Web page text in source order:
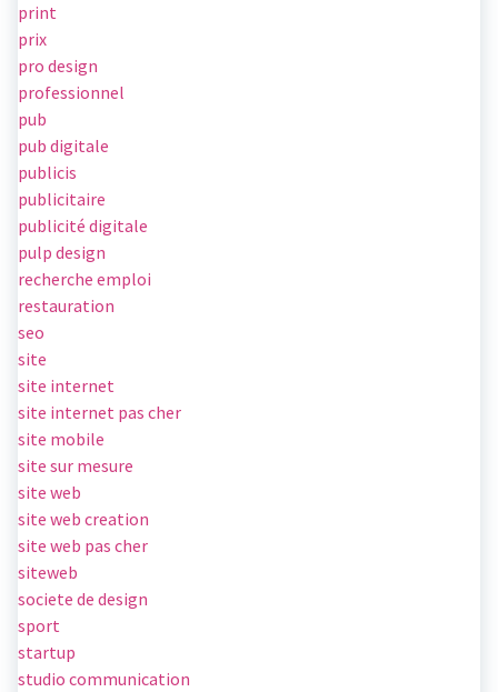
print
prix
pro design
professionnel
pub
pub digitale
publicis
publicitaire
publicité digitale
pulp design
recherche emploi
restauration
seo
site
site internet
site internet pas cher
site mobile
site sur mesure
site web
site web creation
site web pas cher
siteweb
societe de design
sport
startup
studio communication